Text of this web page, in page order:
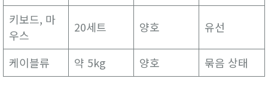
키보드, 마
우스
20세트 양호 유선
케이블류 약 5kg 양호 묶음 상태